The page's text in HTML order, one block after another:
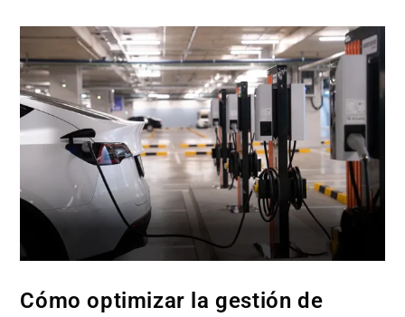
Cómo optimizar la gestión de